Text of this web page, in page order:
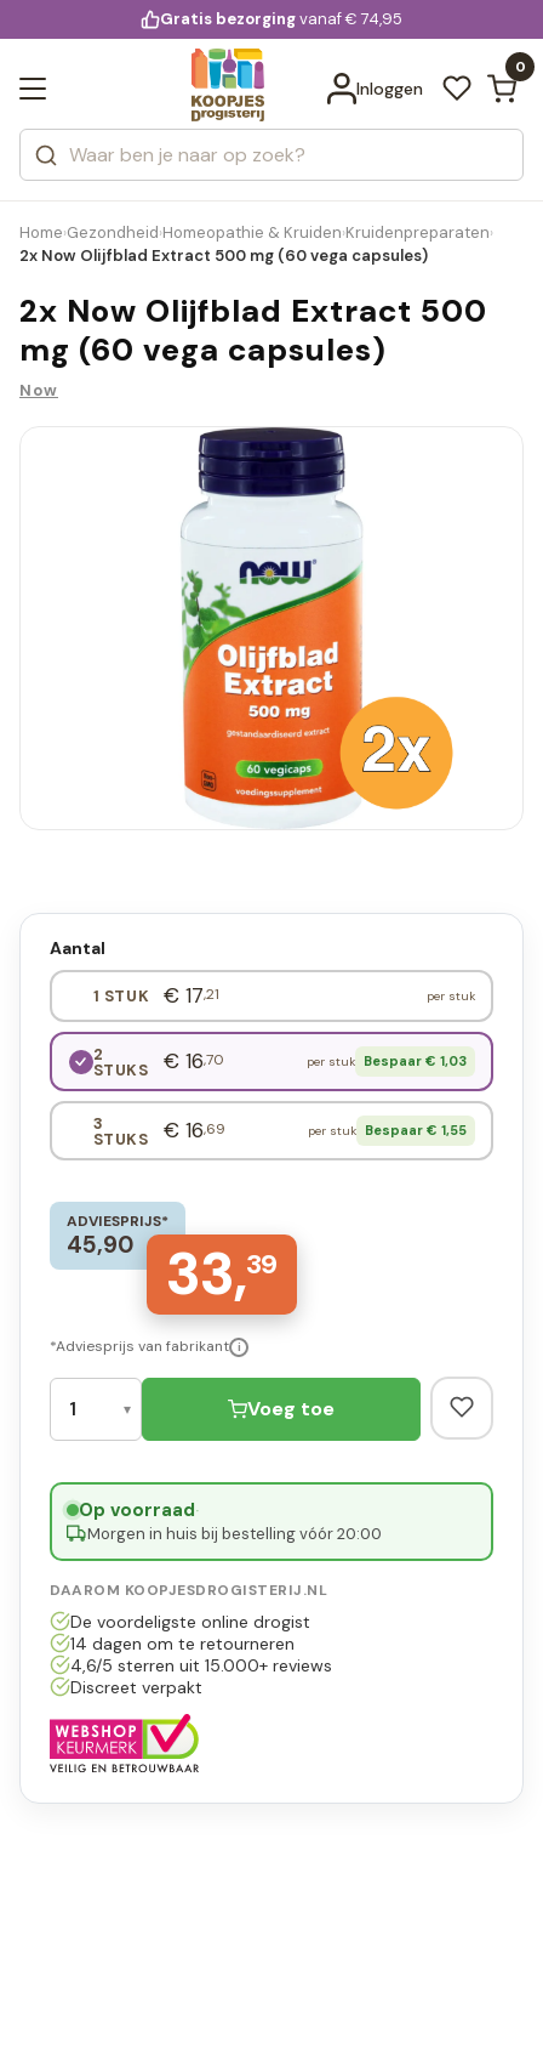
voor 20:00 uur besteld
Gratis bezorgingvanaf € 74,95
Inloggen
0
Zoeken
Categorieën
Merken
Bekijk alle resultaten
Home›Gezondheid›Homeopathie & Kruiden›Kruidenpreparaten›
2x Now Olijfblad Extract 500 mg (60 vega capsules)
2x Now Olijfblad Extract 500
mg (60 vega capsules)
Now
Aantal
1 STUK € 17,21 per stuk
2
STUKS € 16,70 per stuk Bespaar € 1,03
3
STUKS € 16,69 per stuk Bespaar € 1,55
ADVIESPRIJS*
45,90 33,39
*Adviesprijs van fabrikant i
Voeg toe
Op voorraad·
Morgen in huis bij bestelling vóór 20:00
DAAROM KOOPJESDROGISTERIJ.NL
De voordeligste online drogist
14 dagen om te retourneren
4,6/5 sterren uit 15.000+ reviews
Discreet verpakt